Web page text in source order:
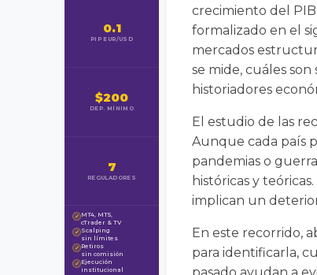
0.1
PIP EUR/USD
$200
DEP. MÍNIMO
7
REGULADORES
✓ MT4, MT5,
cTrader & TV
✓ Scalping
sin límites
✓ Retiros
sin comisión
✓ Ejecución
institucional
crecimiento del
formalizado en el
mercados
se mide, cuáles
historiadores
El estudio de las
Aunque cada país
pandemias o
históricas y
implican un
En este recorrido,
para identificarla,